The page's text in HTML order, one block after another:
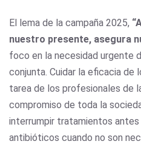
El lema de la campaña 2025,
nuestro presente, asegura
foco en la necesidad urgente
conjunta. Cuidar la eficacia de
tarea de los profesionales de
compromiso de toda la
interrumpir tratamientos
antibióticos cuando no son